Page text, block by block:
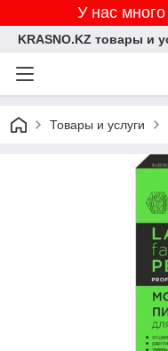
У нас
KRASNO.KZ товары и
Товары и услуги